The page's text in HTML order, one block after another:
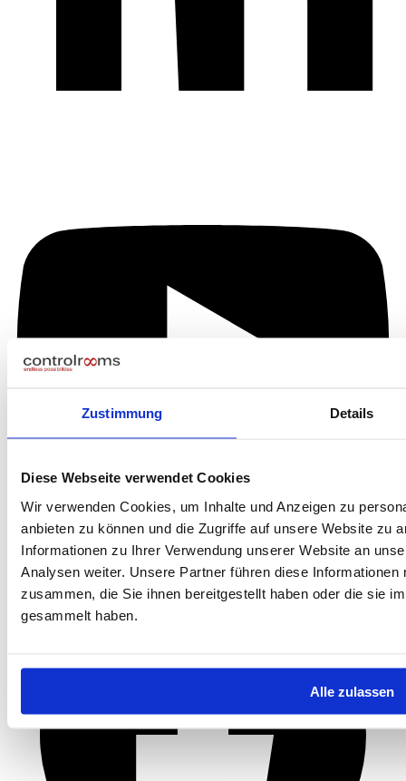
Zustimmung Details
Diese Webseite verwendet Cookies
Wir verwenden Cookies, um Inhalte und Anzeigen zu
anbieten zu können und die Zugriffe auf unsere Website zu
Informationen zu Ihrer Verwendung unserer Website an
Analysen weiter. Unsere Partner führen diese
zusammen, die Sie ihnen bereitgestellt haben oder die sie
gesammelt haben.
Alle zulassen